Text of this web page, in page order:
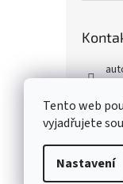
Tento web
vyjadřujete
Nastavení